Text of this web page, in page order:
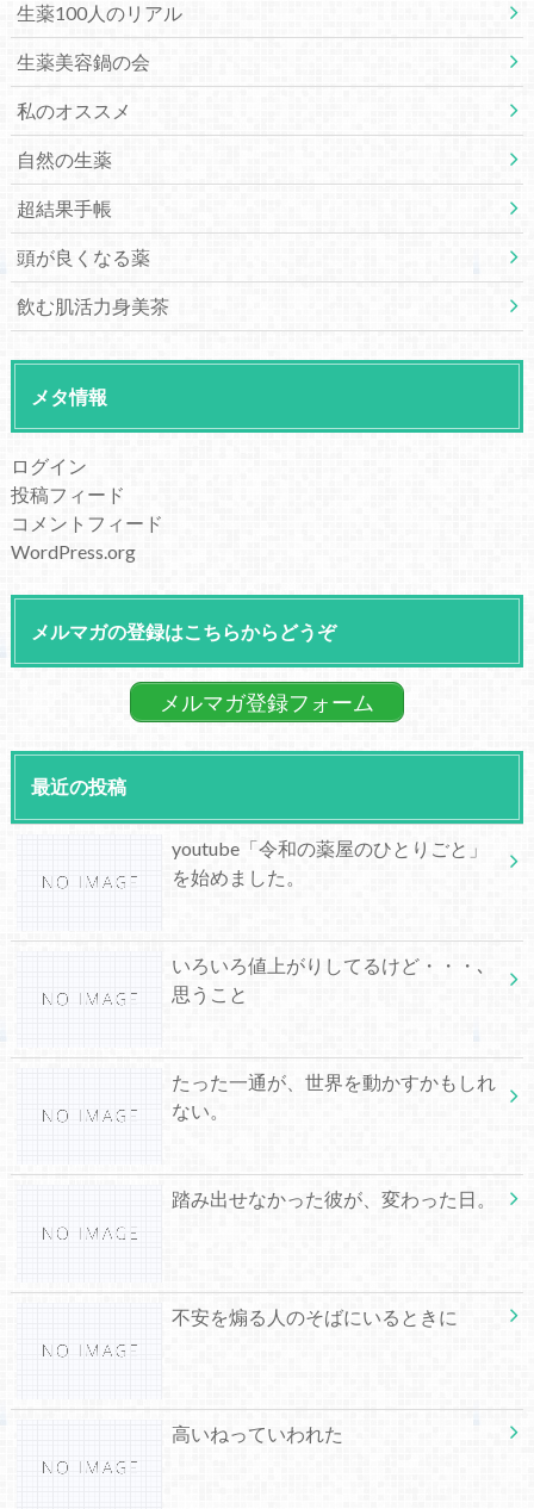
生薬100人のリアル
生薬美容鍋の会
私のオススメ
自然の生薬
超結果手帳
頭が良くなる薬
飲む肌活力身美茶
メタ情報
ログイン
投稿フィード
コメントフィード
WordPress.org
メルマガの登録はこちらからどうぞ
メルマガ登録フォーム
最近の投稿
youtube「令和の薬屋のひとりごと」
を始めました。
いろいろ値上がりしてるけど・・・､
思うこと
たった一通が、世界を動かすかもしれ
ない。
踏み出せなかった彼が、変わった日。
不安を煽る人のそばにいるときに
高いねっていわれた